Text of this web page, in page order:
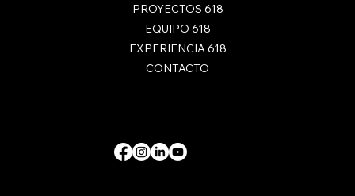
PROYECTOS 618
EQUIPO 618
EXPERIENCIA 618
CONTACTO